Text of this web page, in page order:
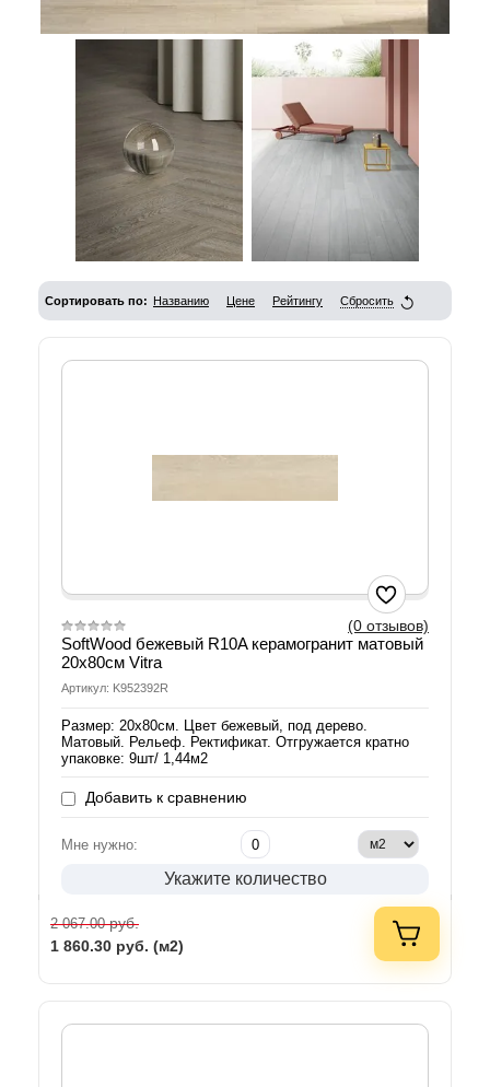
Сортировать по: Названию Цене Рейтингу Сбросить
(0 отзывов)
SoftWood бежевый R10A керамогранит матовый
20х80см Vitra
Артикул: K952392R
Размер: 20х80см. Цвет бежевый, под дерево.
Матовый. Рельеф. Ректификат. Отгружается кратно
упаковке: 9шт/ 1,44м2
Добавить к сравнению
Мне нужно:
Укажите количество
2 067.00руб.
1 860.30 руб. (м2)